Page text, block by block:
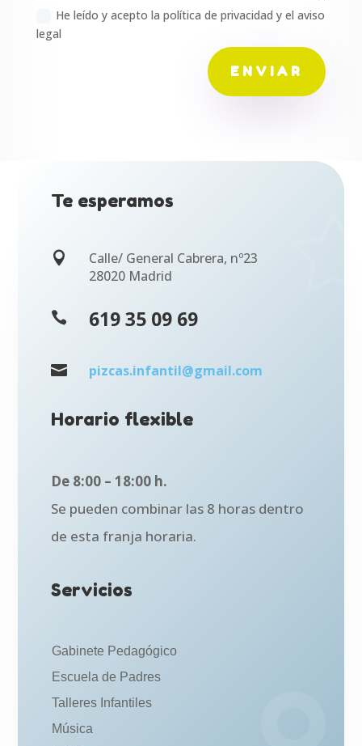
He leído y acepto la política de privacidad y el aviso
legal
ENVIAR
Te esperamos

Calle/ General Cabrera, nº23
28020 Madrid
 619 35 09 69
 pizcas.infantil@gmail.com
Horario flexible
De 8:00 – 18:00 h.
Se pueden combinar las 8 horas dentro
de esta franja horaria.
Servicios
Gabinete Pedagógico
Escuela de Padres
Talleres Infantiles
Música